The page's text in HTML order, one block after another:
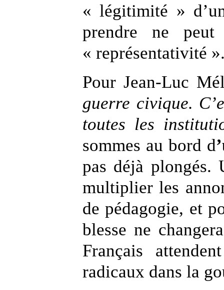
« légitimité »
prendre ne
« représentativité
Pour Jean-Luc
guerre civique.
toutes les
sommes au bord d
pas déjà plongés.
multiplier les
de pédagogie, et
blesse ne
Français
radicaux dans la